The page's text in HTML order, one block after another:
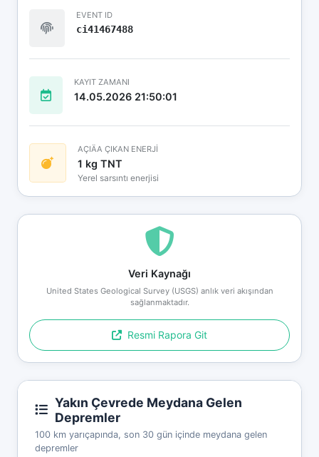
EVENT ID
ci41467488
KAYIT ZAMANI
14.05.2026 21:50:01
AÇIÄA ÇIKAN ENERJİ
1 kg TNT
Yerel sarsıntı enerjisi
Veri Kaynağı
United States Geological Survey (USGS) anlık veri akışından
sağlanmaktadır.
Resmi Rapora Git
Yakın Çevrede Meydana Gelen
Depremler
100 km yarıçapında, son 30 gün içinde meydana gelen
depremler